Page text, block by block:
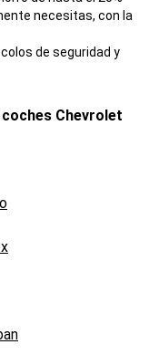
necesitas, con la
de seguridad y
Chevrolet